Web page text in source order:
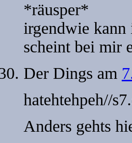
*räusper*
irgendwie kann
scheint bei mir
Der Dings am
hatehtehpeh//
Anders gehts